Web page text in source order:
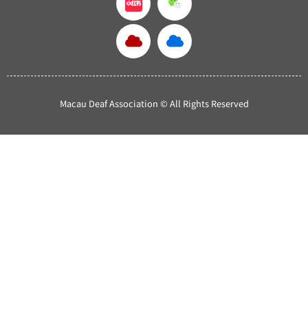
Macau Deaf Association © All Rights Reserved